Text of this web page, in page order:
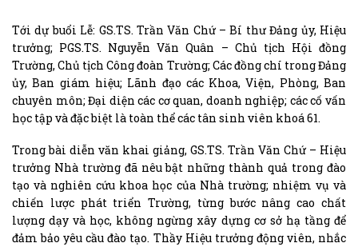
Tới dự buổi Lễ: GS.TS. Trần Văn Chứ – Bí thư Đảng ủy, Hiệu
trưởng; PGS.TS. Nguyễn Văn Quân – Chủ tịch Hội đồng
Trường, Chủ tịch Công đoàn Trường; Các đồng chí trong Đảng
ủy, Ban giám hiệu; Lãnh đạo các Khoa, Viện, Phòng, Ban
chuyên môn; Đại diện các cơ quan, doanh nghiệp; các cố vấn
học tập và đặc biệt là toàn thể các tân sinh viên khoá 61.
Trong bài diễn văn khai giảng, GS.TS. Trần Văn Chứ – Hiệu
trưởng Nhà trường đã nêu bật những thành quả trong đào
tạo và nghiên cứu khoa học của Nhà trường; nhiệm vụ và
chiến lược phát triển Trường, từng bước nâng cao chất
lượng dạy và học, không ngừng xây dựng cơ sở hạ tầng để
đảm bảo yêu cầu đào tạo. Thầy Hiệu trưởng động viên, nhắc